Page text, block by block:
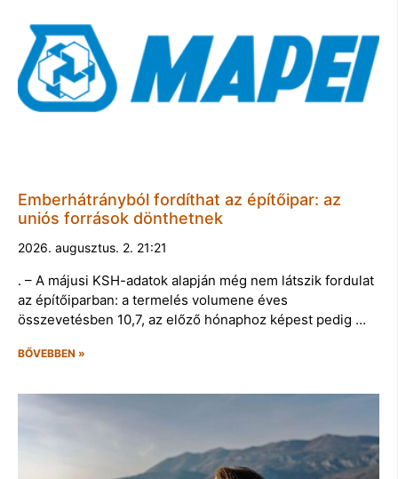
Emberhátrányból fordíthat az építőipar: az
uniós források dönthetnek
2026. augusztus. 2. 21:21
. – A májusi KSH-adatok alapján még nem látszik fordulat
az építőiparban: a termelés volumene éves
összevetésben 10,7, az előző hónaphoz képest pedig …
BŐVEBBEN »